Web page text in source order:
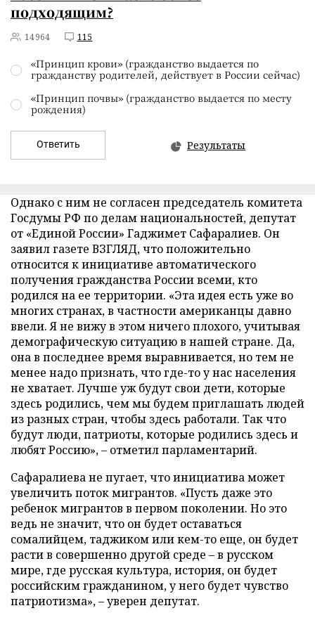
подходящим?
14964 115
«Принцип крови» (гражданство выдается по
гражданству родителей, действует в России сейчас)
«Принцип почвы» (гражданство выдается по месту
рождения)
Ответить Результаты
Однако с ним не согласен председатель комитета
Госдумы РФ по делам национальностей, депутат
от «Единой России» Гаджимет Сафаралиев. Он
заявил газете ВЗГЛЯД, что положительно
относится к инициативе автоматического
получения гражданства России всеми, кто
родился на ее территории. «Эта идея есть уже во
многих странах, в частности американцы давно
ввели. Я не вижу в этом ничего плохого, учитывая
демографическую ситуацию в нашей стране. Да,
она в последнее время выравнивается, но тем не
менее надо признать, что где-то у нас населения
не хватает. Лучше уж будут свои дети, которые
здесь родились, чем мы будем приглашать людей
из разных стран, чтобы здесь работали. Так что
будут люди, патриоты, которые родились здесь и
любят Россию»,– отметил парламентарий.
Сафаралиева не пугает, что инициатива может
увеличить поток мигрантов. «Пусть даже это
ребенок мигрантов в первом поколении. Но это
ведь не значит, что он будет оставаться
сомалийцем, таджиком или кем-то еще, он будет
расти в совершенно другой среде –в русском
мире, где русская культура, история, он будет
российским гражданином, у него будет чувство
патриотизма»,–уверен депутат.